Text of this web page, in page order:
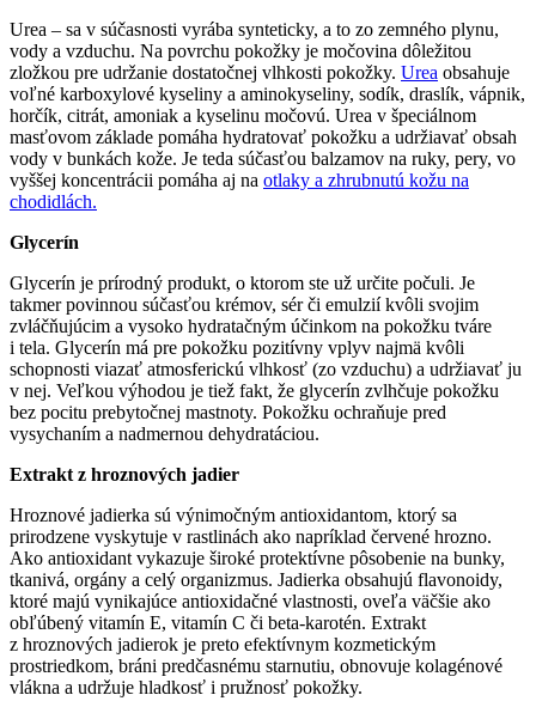
Urea – sa v súčasnosti vyrába synteticky, a to zo zemného plynu,
vody a vzduchu. Na povrchu pokožky je močovina dôležitou
zložkou pre udržanie dostatočnej vlhkosti pokožky. Urea obsahuje
voľné karboxylové kyseliny a aminokyseliny, sodík, draslík, vápnik,
horčík, citrát, amoniak a kyselinu močovú. Urea v špeciálnom
masťovom základe pomáha hydratovať pokožku a udržiavať obsah
vody v bunkách kože. Je teda súčasťou balzamov na ruky, pery, vo
vyššej koncentrácii pomáha aj na otlaky a zhrubnutú kožu na
chodidlách.
Glycerín
Glycerín je prírodný produkt, o ktorom ste už určite počuli. Je
takmer povinnou súčasťou krémov, sér či emulzií kvôli svojim
zvláčňujúcim a vysoko hydratačným účinkom na pokožku tváre
i tela. Glycerín má pre pokožku pozitívny vplyv najmä kvôli
schopnosti viazať atmosferickú vlhkosť (zo vzduchu) a udržiavať ju
v nej. Veľkou výhodou je tiež fakt, že glycerín zvlhčuje pokožku
bez pocitu prebytočnej mastnoty. Pokožku ochraňuje pred
vysychaním a nadmernou dehydratáciou.
Extrakt z hroznových jadier
Hroznové jadierka sú výnimočným antioxidantom, ktorý sa
prirodzene vyskytuje v rastlinách ako napríklad červené hrozno.
Ako antioxidant vykazuje široké protektívne pôsobenie na bunky,
tkanivá, orgány a celý organizmus. Jadierka obsahujú flavonoidy,
ktoré majú vynikajúce antioxidačné vlastnosti, oveľa väčšie ako
obľúbený vitamín E, vitamín C či beta-karotén. Extrakt
z hroznových jadierok je preto efektívnym kozmetickým
prostriedkom, bráni predčasnému starnutiu, obnovuje kolagénové
vlákna a udržuje hladkosť i pružnosť pokožky.